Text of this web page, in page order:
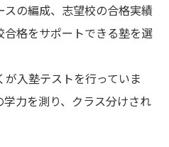
の編成、志望校の合格実績
格をサポートできる塾を選
が入塾テストを行っていま
力を測り、クラス分けされ